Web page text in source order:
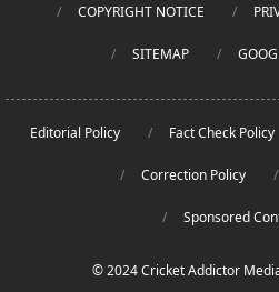
COPYRIGHT NOTICE
SITEMAP
Editorial Policy Fact Check Policy
Correction Policy
Sponsored
© 2024 Cricket Addictor